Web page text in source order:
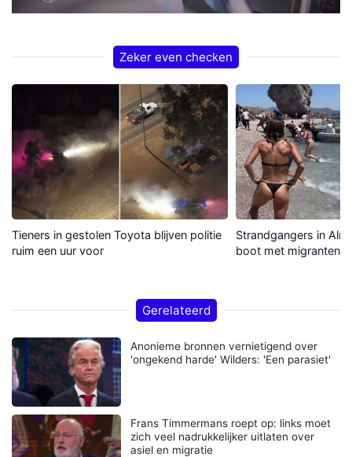
Zeker even checken
Tieners in gestolen Toyota blijven politie
ruim een uur voor
Strandgangers in
boot met migranten
Gerelateerd
Anonieme bronnen vernietigend over
'ongekend harde' Wilders: 'Een parasiet'
Frans Timmermans roept op: links moet
zich veel nadrukkelijker uitlaten over
asiel en migratie